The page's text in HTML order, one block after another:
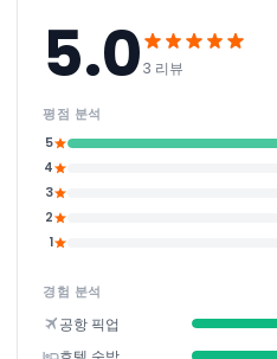
5.03 리뷰
평점 분석
5
4
3
2
1
경험 분석
공항 픽업